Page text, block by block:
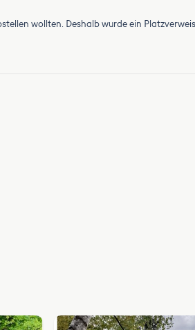
wollten. Deshalb wurde ein